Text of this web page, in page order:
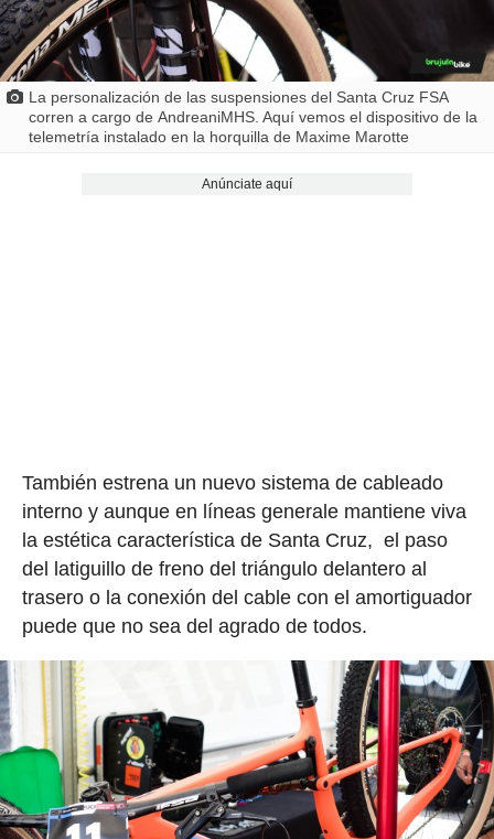
La personalización de las suspensiones del Santa Cruz FSA
corren a cargo de AndreaniMHS. Aquí vemos el dispositivo de la
telemetría instalado en la horquilla de Maxime Marotte
Anúnciate aquí
También estrena un nuevo sistema de cableado
interno y aunque en líneas generale mantiene viva
la estética característica de Santa Cruz, el paso
del latiguillo de freno del triángulo delantero al
trasero o la conexión del cable con el amortiguador
puede que no sea del agrado de todos.